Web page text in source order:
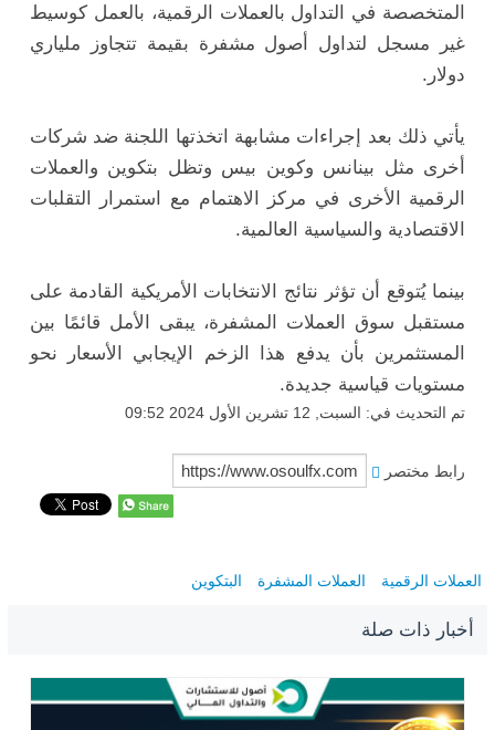
المتخصصة في التداول بالعملات الرقمية، بالعمل كوسيط
غير مسجل لتداول أصول مشفرة بقيمة تتجاوز ملياري
دولار.
يأتي ذلك بعد إجراءات مشابهة اتخذتها اللجنة ضد شركات
أخرى مثل بينانس وكوين بيس وتظل بتكوين والعملات
الرقمية الأخرى في مركز الاهتمام مع استمرار التقلبات
الاقتصادية والسياسية العالمية.
بينما يُتوقع أن تؤثر نتائج الانتخابات الأمريكية القادمة على
مستقبل سوق العملات المشفرة، يبقى الأمل قائمًا بين
المستثمرين بأن يدفع هذا الزخم الإيجابي الأسعار نحو
مستويات قياسية جديدة.
تم التحديث في: السبت, 12 تشرين الأول 2024 09:52
رابط مختصر
العملات الرقمية العملات المشفرة البتكوين
أخبار ذات صلة